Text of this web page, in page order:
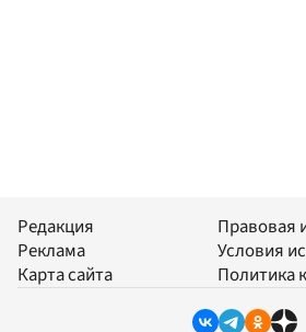
Редакция
Реклама
Карта сайта
Правовая
Условия
Политика